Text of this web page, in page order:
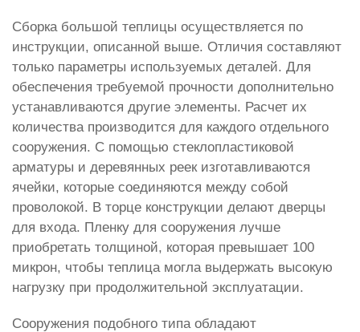
Сборка большой теплицы осуществляется по
инструкции, описанной выше. Отличия составляют
только параметры используемых деталей. Для
обеспечения требуемой прочности дополнительно
устанавливаются другие элементы. Расчет их
количества производится для каждого отдельного
сооружения. С помощью стеклопластиковой
арматуры и деревянных реек изготавливаются
ячейки, которые соединяются между собой
проволокой. В торце конструкции делают дверцы
для входа. Пленку для сооружения лучше
приобретать толщиной, которая превышает 100
микрон, чтобы теплица могла выдержать высокую
нагрузку при продолжительной эксплуатации.
Сооружения подобного типа обладают